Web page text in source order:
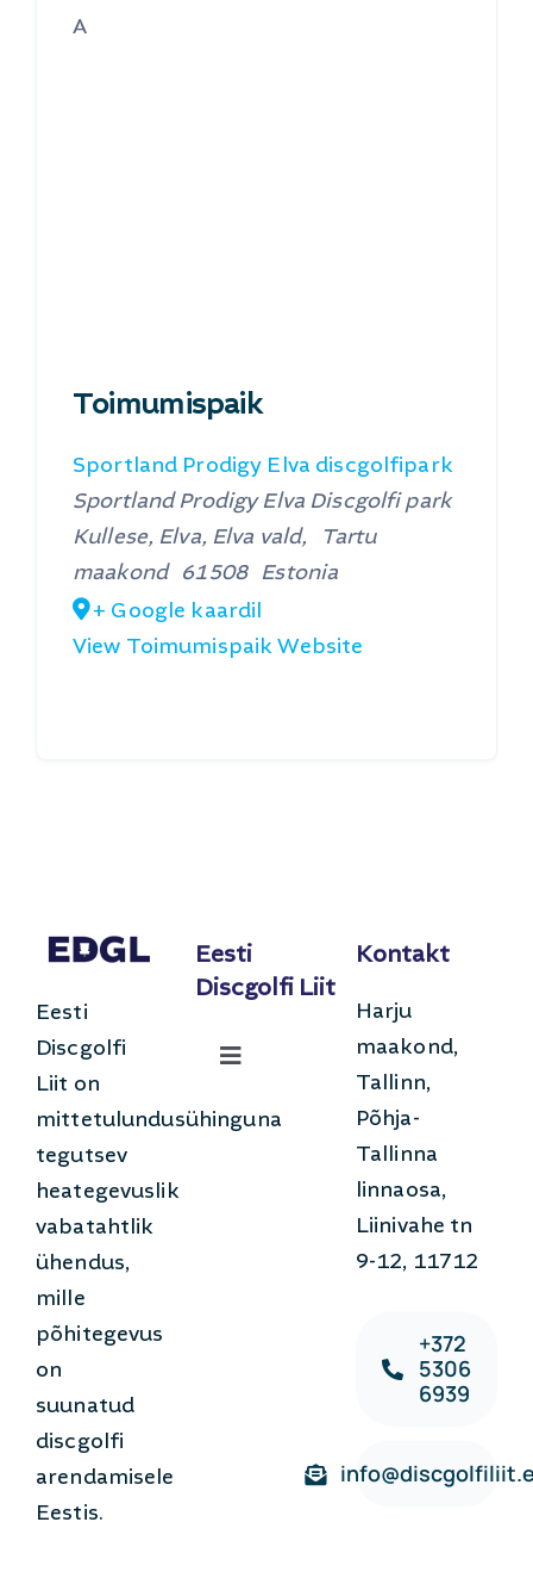
A
Toimumispaik
Sportland Prodigy Elva discgolfipark
Sportland Prodigy Elva Discgolfi park
Kullese, Elva, Elva vald,
Tartu
maakond
61508
Estonia
+ Google kaardil
View Toimumispaik Website
Eesti
Discgolfi
Liit on
mittetulundusühinguna
tegutsev
heategevuslik
vabatahtlik
ühendus,
mille
põhitegevus
on
suunatud
discgolfi
arendamisele
Eestis.
Eesti
Discgolfi Liit
Toggle
Uudised
Mis on Discgolf?
Kontakt
Harju
maakond,
Tallinn,
Põhja-
Tallinna
linnaosa,
Liinivahe tn
9-12, 11712
+372
5306
6939